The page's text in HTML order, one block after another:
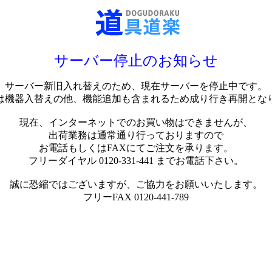
サーバー停止のお知らせ
サーバー新旧入れ替えのため、現在サーバーを停止中です。
機器入替えの他、機能追加も含まれるため成り行き再開とな
現在、インターネットでのお買い物はできませんが、
出荷業務は通常通り行っておりますので
お電話もしくはFAXにてご注文を承ります。
フリーダイヤル 0120-331-441 までお電話下さい。
誠に恐縮ではございますが、ご協力をお願いいたします。
フリーFAX 0120-441-789